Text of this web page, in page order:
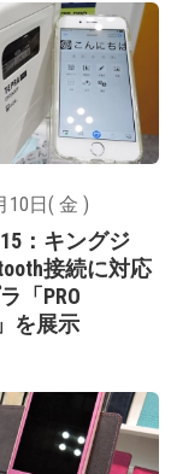
10日( 金 )
：キングジ
接続に対応
「PRO
を展示